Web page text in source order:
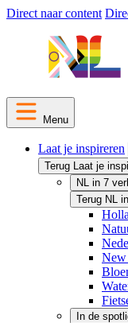
Direct naar content
Menu
Laat je inspireren
Terug Laat je
NL in 7
Terug NL
In de